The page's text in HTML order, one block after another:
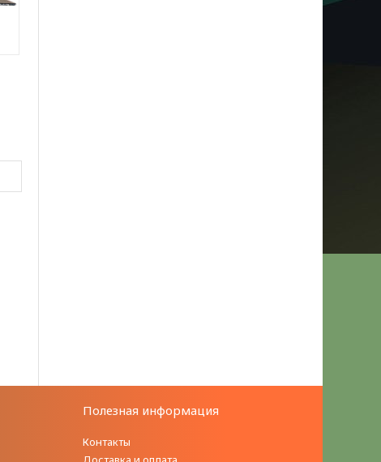
Полезная информация
Контакты